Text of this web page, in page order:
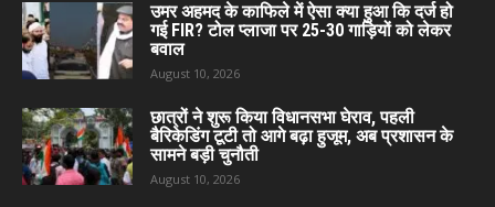
उमर अहमद के काफिले में ऐसा क्या हुआ कि दर्ज हो
गई FIR? टोल प्लाजा पर 25-30 गाड़ियों को लेकर
बवाल
August 10, 2026
छात्रों ने शुरू किया विधानसभा घेराव, पहली
बैरिकेडिंग टूटी तो आगे बढ़ा हुजूम, अब प्रशासन के
सामने बड़ी चुनौती
August 10, 2026